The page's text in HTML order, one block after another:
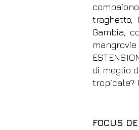
traghetto,
Gambia,
di meglio
tropicale?
FOCUS